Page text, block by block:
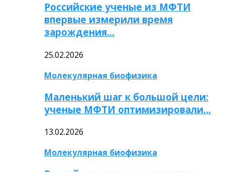
Российские ученые из МФТИ
впервые измерили время
зарождения…
25.02.2026
Молекулярная биофизика
Маленький шаг к большой цели:
ученые МФТИ оптимизировали…
13.02.2026
Молекулярная биофизика